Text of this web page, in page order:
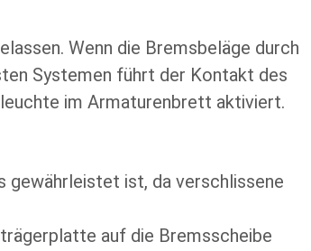
Wenn die Bremsbeläge durch
Systemen führt der Kontakt des
im Armaturenbrett aktiviert.
gewährleistet ist, da verschlissene
auf die Bremsscheibe